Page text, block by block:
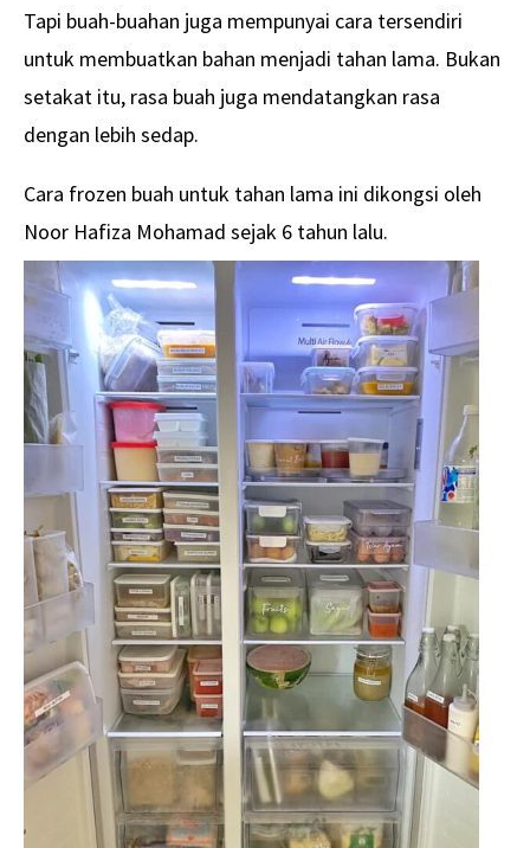
Tapi buah-buahan juga mempunyai cara tersendiri
untuk membuatkan bahan menjadi tahan lama. Bukan
setakat itu, rasa buah juga mendatangkan rasa
dengan lebih sedap.
Cara frozen buah untuk tahan lama ini dikongsi oleh
Noor Hafiza Mohamad sejak 6 tahun lalu.